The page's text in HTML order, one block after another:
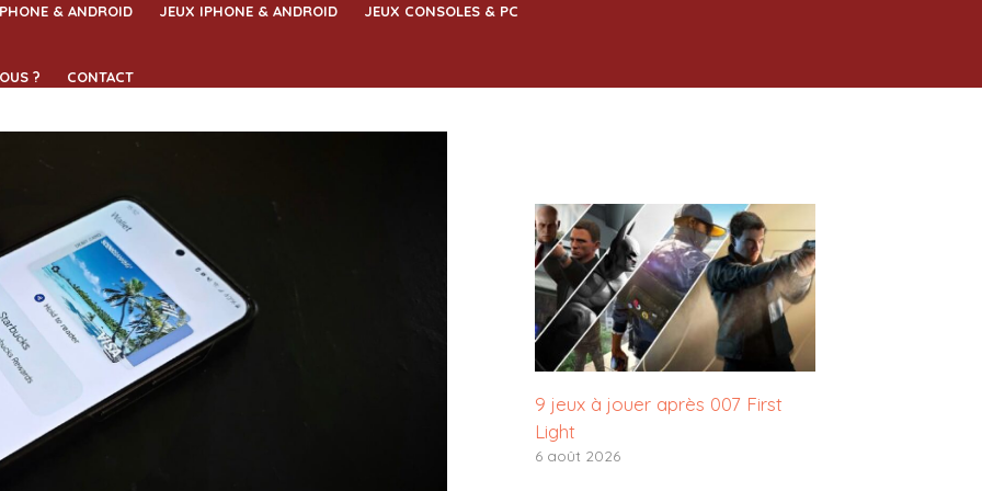
& ANDROID JEUX IPHONE & ANDROID JEUX CONSOLES & PC
? CONTACT
9 jeux à jouer après 007 First
Light
6 août 2026